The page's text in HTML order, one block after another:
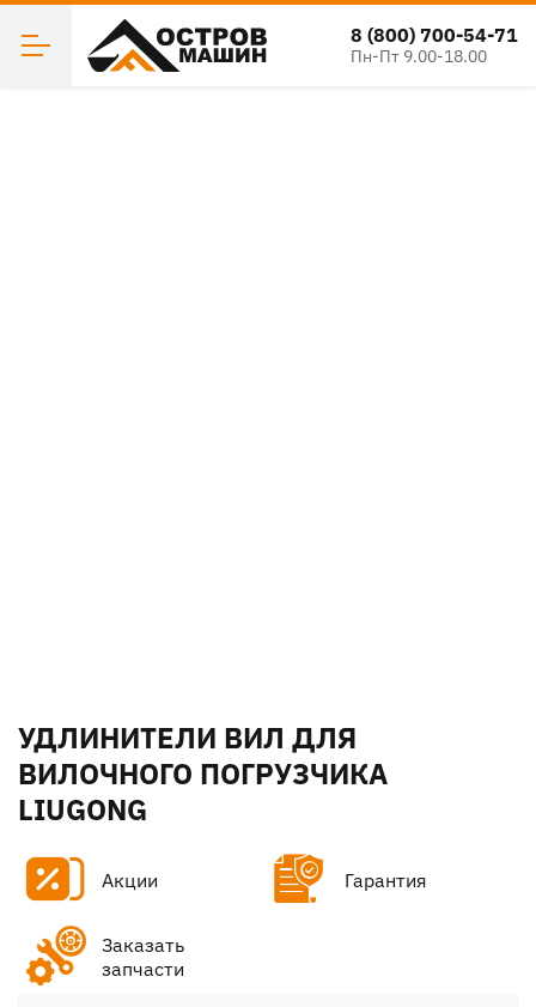
8 (800) 700-54-71
Пн-Пт 9.00-18.00
УДЛИНИТЕЛИ ВИЛ ДЛЯ
ВИЛОЧНОГО ПОГРУЗЧИКА
LIUGONG
Акции Гарантия
Заказать
запчасти